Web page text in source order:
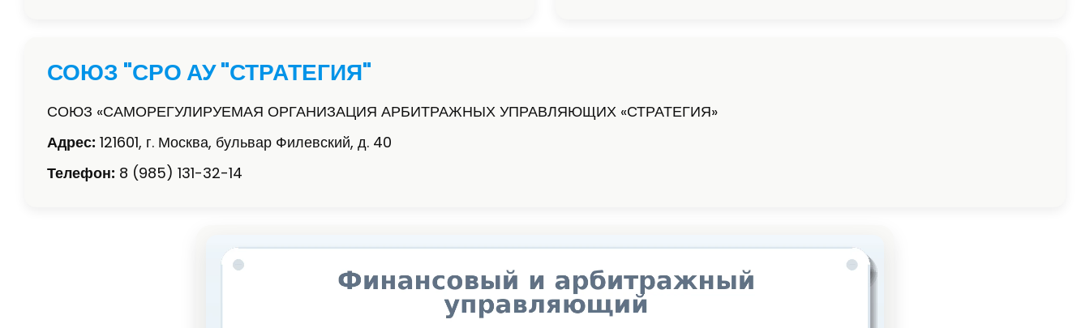
СОЮЗ "СРО АУ "СТРАТЕГИЯ"
СОЮЗ «САМОРЕГУЛИРУЕМАЯ ОРГАНИЗАЦИЯ АРБИТРАЖНЫХ УПРАВЛЯЮЩИХ «СТРАТЕГИЯ»
Адрес: 121601, г. Москва, бульвар Филевский, д. 40
Телефон: 8 (985) 131-32-14